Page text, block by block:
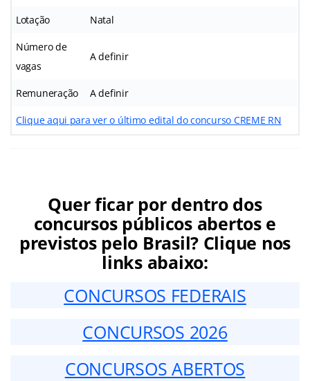
Lotação Natal
Número de
vagas
A definir
Remuneração A definir
Clique aqui para ver o último edital do concurso CREME RN
Quer ficar por dentro dos
concursos públicos abertos e
previstos pelo Brasil? Clique nos
links abaixo:
CONCURSOS FEDERAIS
CONCURSOS 2026
CONCURSOS ABERTOS